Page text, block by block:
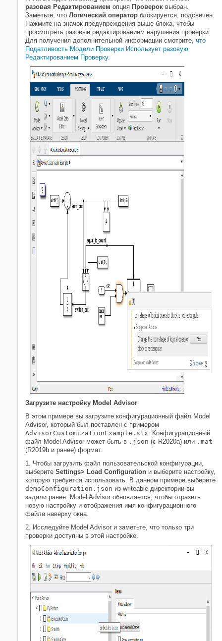
разовая Редактированием опция Проверок выбран.
Заметьте, что Логический оператор блокируется, подсвечен.
Нажмите на значок предупреждения выше блока, чтобы
просмотреть разовые редактированием нарушения проверки.
Для получения дополнительной информации смотрите , что
Податливость Модели Проверки Использует разовую
Редактированием Проверку.
Загрузите настройку Model Advisor
В этом примере вы загрузите конфигурационный файл Model
Advisor, который был поставлен с примером
AdvisorCustomizationExample.slx . Конфигурационный
файл Model Advisor может быть в .json (с R2020a) или .mat
(R2019b и ранее) формат.
1. Чтобы загрузить файл пользовательской конфигурации,
выберите Settings> Load Configuration и выберите настройку,
которую требуется использовать. В данном примере выберите
demoConfiguration.json из writeable директории вы
задали ранее. Model Advisor обновляется, чтобы отразить
новую настройку и отображения имя конфигурационного
файла наверху окна.
2. Исследуйте Model Advisor и заметьте, что только три
проверки доступны в этой настройке.